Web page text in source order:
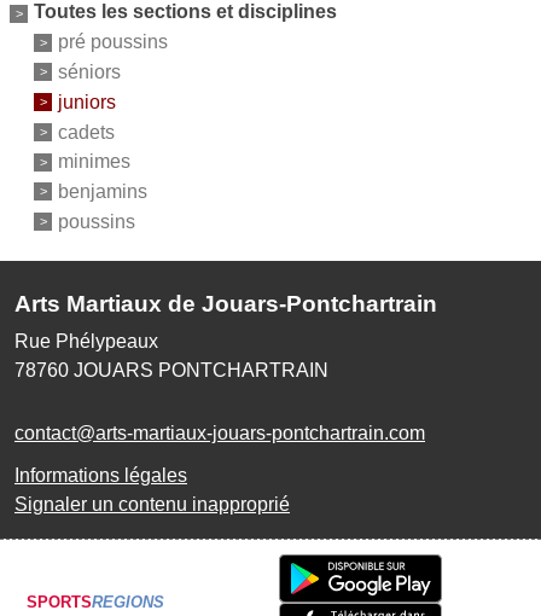
Toutes les sections et disciplines
pré poussins
séniors
juniors
cadets
minimes
benjamins
poussins
Arts Martiaux de Jouars-Pontchartrain
Rue Phélypeaux
78760 JOUARS PONTCHARTRAIN
contact@arts-martiaux-jouars-pontchartrain.com
Informations légales
Signaler un contenu inapproprié
SPORTSREGIONS